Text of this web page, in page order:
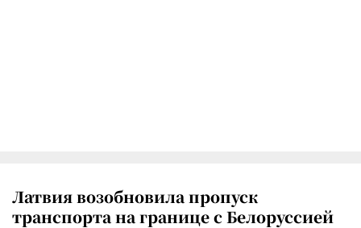
Латвия возобновила пропуск
транспорта на границе с Белоруссией